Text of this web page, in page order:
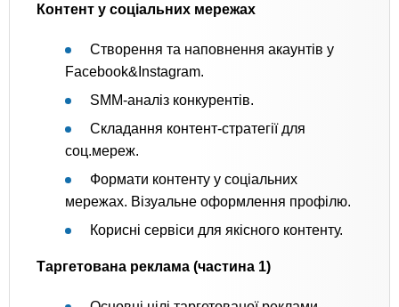
Контент у соціальних мережах
Створення та наповнення акаунтів у
Facebook&Instagram.
SMM-аналіз конкурентів.
Складання контент-стратегії для
соц.мереж.
Формати контенту у соціальних
мережах. Візуальне оформлення профілю.
Корисні сервіси для якісного контенту.
Таргетована реклама (частина 1)